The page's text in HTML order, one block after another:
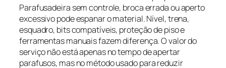
Parafusadeira sem controle, broca errada ou aperto
excessivo pode espanar o material. Nível, trena,
esquadro, bits compatíveis, proteção de piso e
ferramentas manuais fazem diferença. O valor do
serviço não está apenas no tempo de apertar
parafusos, mas no método usado para reduzir